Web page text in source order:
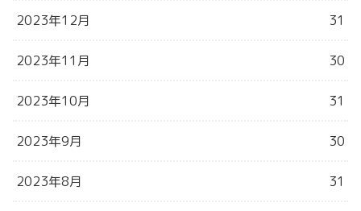
2023年12月 31
2023年11月 30
2023年10月 31
2023年9月 30
2023年8月 31